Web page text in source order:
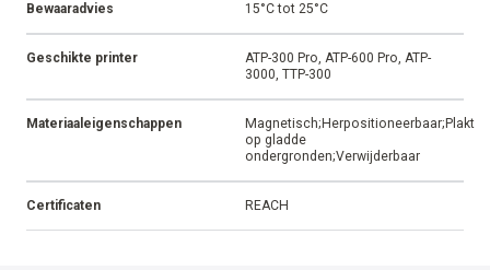
Bewaaradvies 15°C tot 25°C
Geschikte printer
ATP-300 Pro, ATP-600 Pro, ATP-
3000, TTP-300
Materiaaleigenschappen
Magnetisch;Herpositioneerbaar;Plakt
op gladde
ondergronden;Verwijderbaar
Certificaten REACH